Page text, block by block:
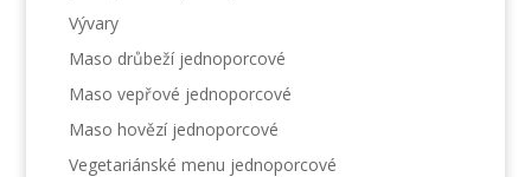
Vývary
Maso drůbeží jednoporcové
Maso vepřové jednoporcové
Maso hovězí jednoporcové
Vegetariánské menu jednoporcové